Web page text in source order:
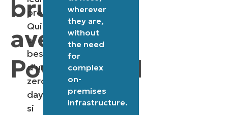
brute
avec
PowerShell
preuves.
Qui
a
besoin
d’un
zero-
day
si
wherever
they are,
without
the need
for
complex
on-
premises
infrastructure.